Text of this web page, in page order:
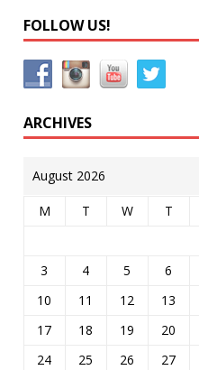
FOLLOW US!
ARCHIVES
August 2026
M T W T
3
4 5 6
10
11 12 13
17
18 19 20
24
25 26 27